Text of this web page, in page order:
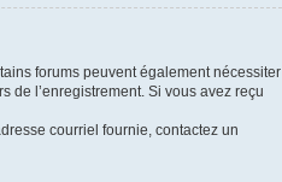
forums peuvent également nécessiter
de l’enregistrement. Si vous avez reçu
courriel fournie, contactez un